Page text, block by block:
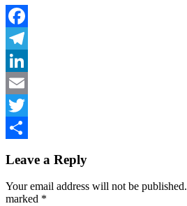
Facebook
Telegram
LinkedIn
Email
Twitter
Leave a Reply
Your email address will not be published.
marked *